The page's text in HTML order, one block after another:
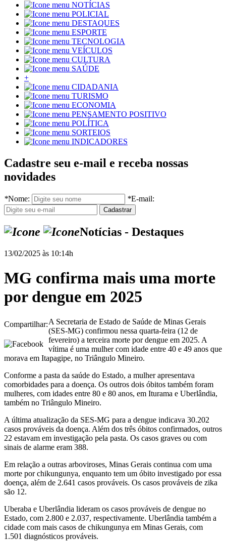
NOTÍCIAS
POLICIAL
DESTAQUES
ESPORTE
TECNOLOGIA
VEÍCULOS
CULTURA
SAÚDE
+
CIDADANIA
TURISMO
ECONOMIA
PENSAMENTO POSITIVO
POLÍTICA
SORTEIOS
INDICADORES
Cadastre seu e-mail e receba nossas
novidades
*Nome: *E-mail:
Notícias - Destaques
13/02/2025 às 10:14h
MG confirma mais uma morte
por dengue em 2025
Compartilhar:A Secretaria de Estado de Saúde de Minas Gerais
(SES-MG) confirmou nessa quarta-feira (12 de
fevereiro) a terceira morte por dengue em 2025. A
vítima é uma mulher com idade entre 40 e 49 anos que
morava em Itapagipe, no Triângulo Mineiro.
Conforme a pasta da saúde do Estado, a mulher apresentava
comorbidades para a doença. Os outros dois óbitos também foram
mulheres, com idades entre 80 e 80 anos, em Iturama e Uberlândia,
também no Triângulo Mineiro.
A última atualização da SES-MG para a dengue indicava 30.202
casos prováveis da doença. Além dos três óbitos confirmados, outros
22 estavam em investigação pela pasta. Os casos graves ou com
sinais de alarme eram 388.
Em relação a outras arboviroses, Minas Gerais continua com uma
morte por chikungunya, enquanto tem um óbito investigado por essa
doença, além de 2.641 casos prováveis. Os casos prováveis de zika
são 12.
Uberaba e Uberlândia lideram os casos prováveis de dengue no
Estado, com 2.800 e 2.037, respectivamente. Uberlândia também a
cidade com mais casos de chikungunya em Minas Gerais, com
1.501 diagnósticos prováveis.